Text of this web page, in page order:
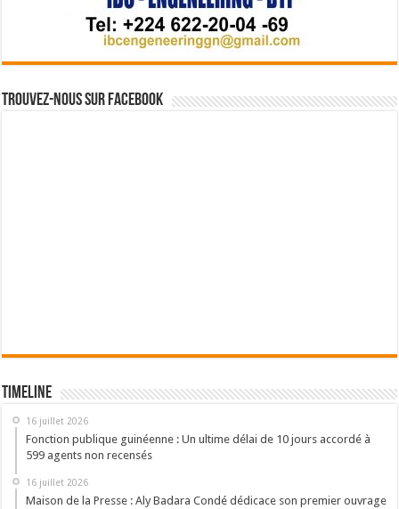
Trouvez-nous sur Facebook
Timeline
16 juillet 2026
Fonction publique guinéenne : Un ultime délai de 10 jours accordé à
599 agents non recensés
16 juillet 2026
Maison de la Presse : Aly Badara Condé dédicace son premier ouvrage